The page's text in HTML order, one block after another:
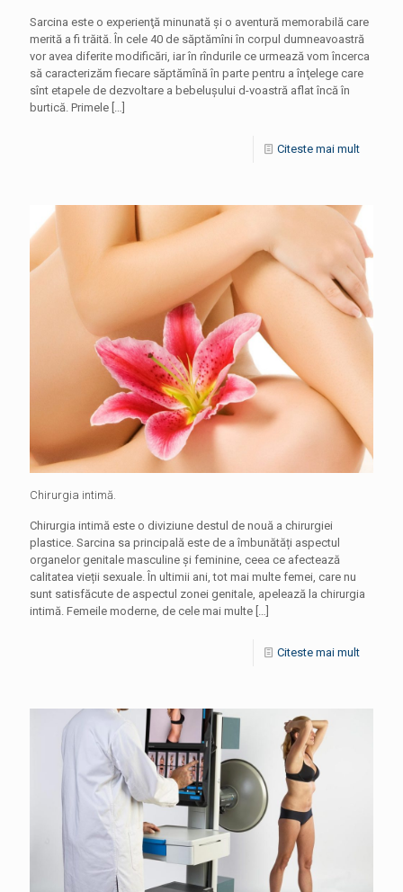
Sarcina este o experienţă minunată şi o aventură memorabilă care
merită a fi trăită. În cele 40 de săptămîni în corpul dumneavoastră
vor avea diferite modificări, iar în rîndurile ce urmează vom încerca
să caracterizăm fiecare săptămînă în parte pentru a înţelege care
sînt etapele de dezvoltare a bebeluşului d-voastră aflat încă în
burtică. Primele […]
Citeste mai mult
Chirurgia intimă.
Chirurgia intimă este o diviziune destul de nouă a chirurgiei
plastice. Sarcina sa principală este de a îmbunătăți aspectul
organelor genitale masculine și feminine, ceea ce afectează
calitatea vieții sexuale. În ultimii ani, tot mai multe femei, care nu
sunt satisfăcute de aspectul zonei genitale, apelează la chirurgia
intimă. Femeile moderne, de cele mai multe […]
Citeste mai mult